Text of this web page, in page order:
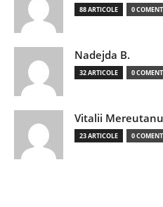
88 ARTICOLE 0
Nadejda B.
32 ARTICOLE 0
Vitalii Mereutanu
23 ARTICOLE 0